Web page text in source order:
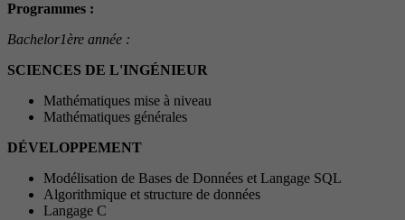
Programmes :
Bachelor1ère année :
SCIENCES DE L'INGÉNIEUR
Mathématiques mise à niveau
Mathématiques générales
DÉVELOPPEMENT
Modélisation de Bases de Données et Langage SQL
Algorithmique et structure de données
Langage C